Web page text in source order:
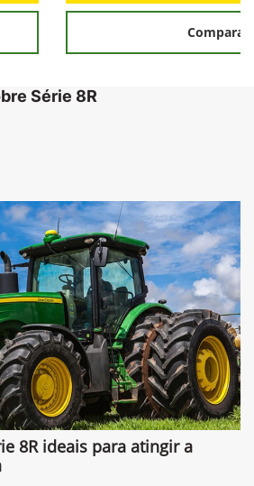
Comparar
Série 8R
8R ideais para atingir a